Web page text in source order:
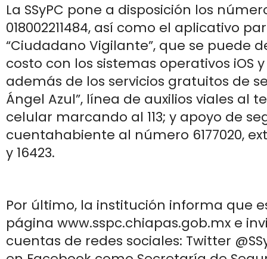
La SSyPC pone a disposición los
018002211484, así como el aplicativo
“Ciudadano Vigilante”, que se puede
costo con los sistemas operativos iOS
además de los servicios gratuitos de
Ángel Azul”, línea de auxilios viales al
celular marcando al 113; y apoyo de
cuentahabiente al número 6177020,
y 16423.
Por último, la institución informa que
página www.sspc.chiapas.gob.mx e
cuentas de redes sociales: Twitter